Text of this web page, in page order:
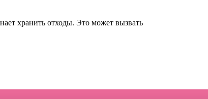
хранить отходы. Это может вызвать